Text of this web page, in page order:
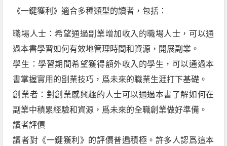
《一鍵獲利》適合多種類型的讀者，包括：
職場人士：希望通過副業增加收入的職場人士，可以通
過本書學習如何有效地管理時間和資源，開展副業。
學生：學習期間希望獲得額外收入的學生，可以通過本
書掌握實用的副業技巧，爲未來的職業生涯打下基礎。
創業者：對創業感興趣的人士可以通過本書了解如何在
副業中積累經驗和資源，爲未來的全職創業做好準備。
讀者評價
讀者對《一鍵獲利》的評價普遍積極。許多人認爲這本